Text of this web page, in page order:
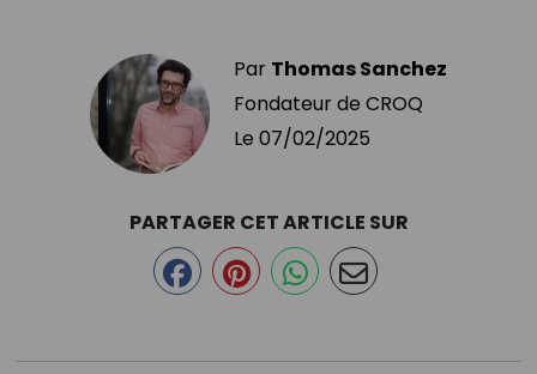
Par Thomas Sanchez
Fondateur de CROQ
Le 07/02/2025
PARTAGER CET ARTICLE SUR